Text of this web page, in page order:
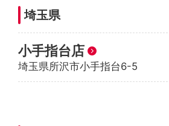
埼玉県
小手指台店
埼玉県所沢市小手指台6-5